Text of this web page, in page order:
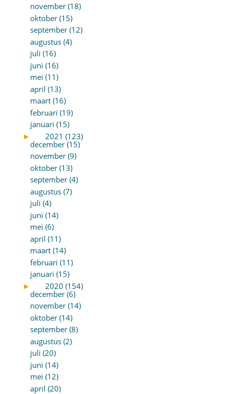
november (18)
oktober (15)
september (12)
augustus (4)
juli (16)
juni (16)
mei (11)
april (13)
maart (16)
februari (19)
januari (15)
►
2021 (123)
december (15)
november (9)
oktober (13)
september (4)
augustus (7)
juli (4)
juni (14)
mei (6)
april (11)
maart (14)
februari (11)
januari (15)
►
2020 (154)
december (6)
november (14)
oktober (14)
september (8)
augustus (2)
juli (20)
juni (14)
mei (12)
april (20)